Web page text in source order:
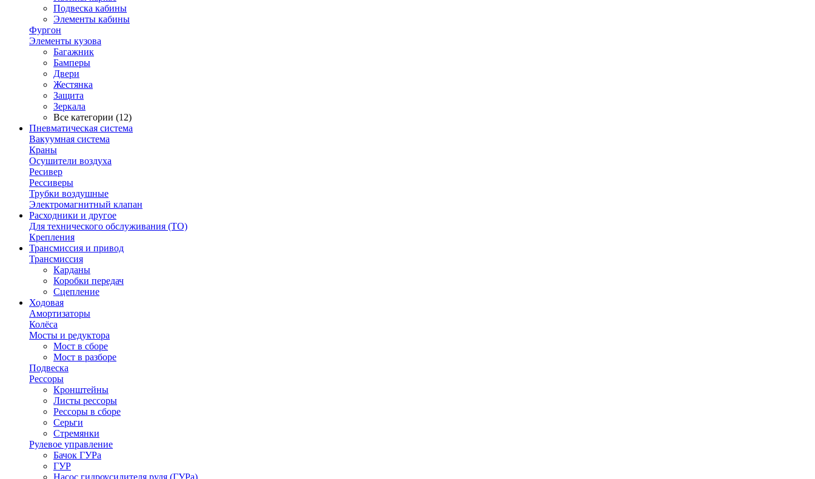
Подвеска кабины
Элементы кабины
Фургон
Элементы кузова
Багажник
Бамперы
Двери
Жестянка
Защита
Зеркала
Все категории (12)
Пневматическая система
Вакуумная система
Краны
Осушители воздуха
Ресивер
Рессиверы
Трубки воздушные
Электромагнитный клапан
Расходники и другое
Для технического обслуживания (ТО)
Крепления
Трансмиссия и привод
Трансмиссия
Карданы
Коробки передач
Сцепление
Ходовая
Амортизаторы
Колёса
Мосты и редуктора
Мост в сборе
Мост в разборе
Подвеска
Рессоры
Кронштейны
Листы рессоры
Рессоры в сборе
Серьги
Стремянки
Рулевое управление
Бачок ГУРа
ГУР
Насос гидроусилителя руля (ГУРа)